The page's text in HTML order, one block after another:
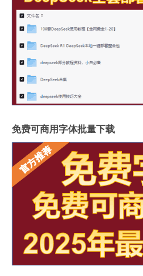
免费可商用字体批量下载